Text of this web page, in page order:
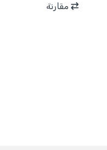
مقارنة